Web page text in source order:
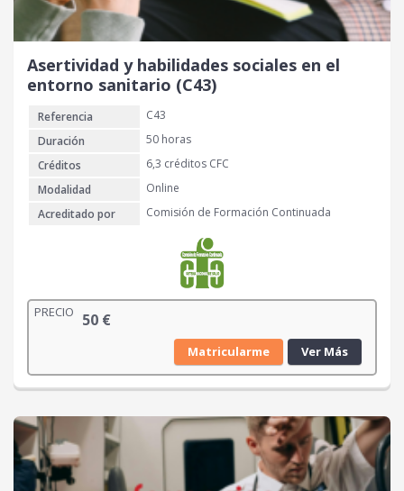
Asertividad y habilidades sociales en el
entorno sanitario (C43)
Referencia
C43
Duración
50 horas
Créditos
6,3 créditos CFC
Modalidad
Online
Acreditado por
Comisión de Formación Continuada
PRECIO 50 €
Matricularme Ver Más